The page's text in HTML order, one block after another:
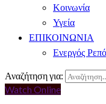
Κοινωνία
Υγεία
ΕΠΙΚΟΙΝΩΝΙΑ
Ενεργός
Αναζήτηση για:
Watch Online